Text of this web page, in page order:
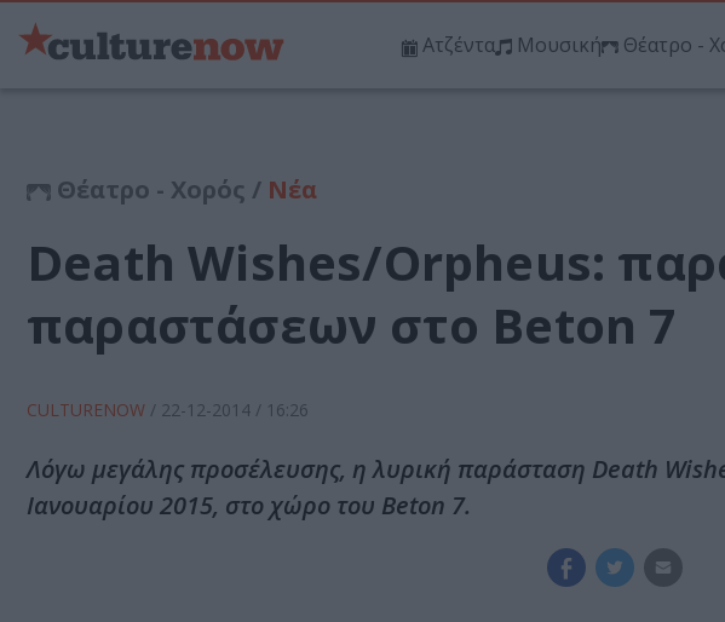
Ατζέντα Μουσική Θέατρο -
Θέατρο - Χορός / Νέα
Death Wishes/Orpheus:
παραστάσεων στο Beton 7
CULTURENOW / 22-12-2014 / 16:26
Λόγω μεγάλης προσέλευσης, η λυρική παράσταση Death
Ιανουαρίου 2015, στο χώρο του Beton 7.